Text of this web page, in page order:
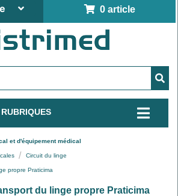
0 article
et d'équipement médical
Circuit du linge
propre Praticima
du linge propre Praticima